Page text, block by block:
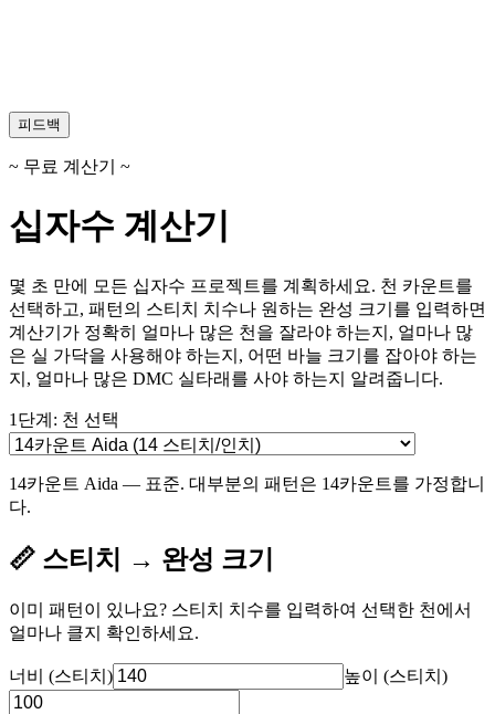
피드백
~ 무료 계산기 ~
십자수 계산기
몇 초 만에 모든 십자수 프로젝트를 계획하세요. 천 카운트를
선택하고, 패턴의 스티치 치수나 원하는 완성 크기를 입력하면
계산기가 정확히 얼마나 많은 천을 잘라야 하는지, 얼마나 많
은 실 가닥을 사용해야 하는지, 어떤 바늘 크기를 잡아야 하는
지, 얼마나 많은 DMC 실타래를 사야 하는지 알려줍니다.
1단계: 천 선택
14카운트 Aida — 표준. 대부분의 패턴은 14카운트를 가정합니
다.
📏 스티치 → 완성 크기
이미 패턴이 있나요? 스티치 치수를 입력하여 선택한 천에서
얼마나 클지 확인하세요.
너비 (스티치) 높이 (스티치)